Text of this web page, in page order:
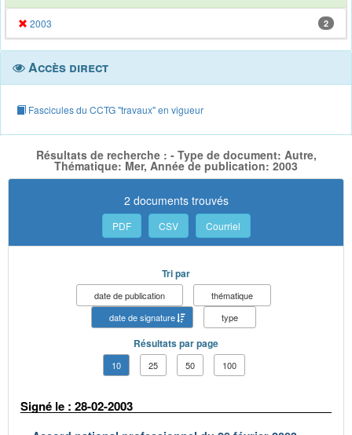
2003 2
Accès direct
Fascicules du CCTG "travaux" en vigueur
Résultats de recherche : - Type de document: Autre,
Thématique: Mer, Année de publication: 2003
2 documents trouvés
PDF CSV Courriel
Tri par
date de publication
thématique
date de signature
type
Résultats par page
10 25 50 100
Signé le : 28-02-2003